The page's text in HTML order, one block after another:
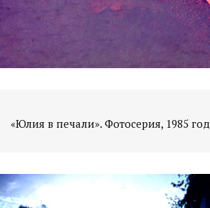
«Юлия в печали». Фотосерия, 1985 год